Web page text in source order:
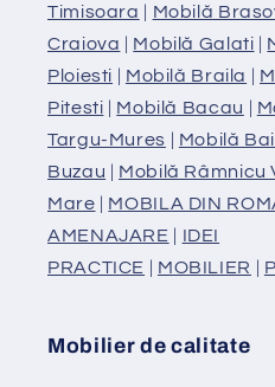
Timisoara | Mobilă
Craiova | Mobilă Galati |
Ploiesti | Mobilă Braila |
Pitesti | Mobilă Bacau |
Targu-Mures | Mobilă
Buzau | Mobilă Râmnicu
Mare | MOBILA DIN
AMENAJARE | IDEI
PRACTICE | MOBILIER |
Mobilier de calitate